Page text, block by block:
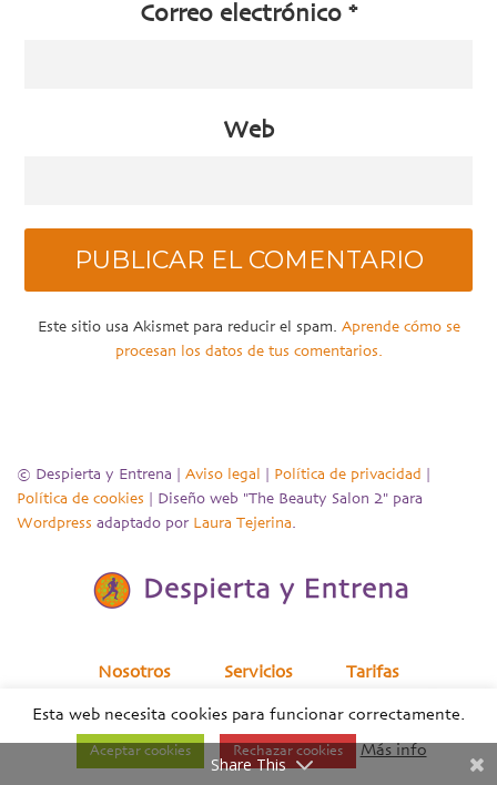
Correo electrónico *
Web
Este sitio usa Akismet para reducir el spam. Aprende cómo se
procesan los datos de tus comentarios.
© Despierta y Entrena | Aviso legal Política de privacidad
Política de cookies | Diseño web "The Beauty Salon 2" para
Wordpress adaptado por Laura Tejerina
Nosotros Servicios Tarifas
Empresas Blog Contacto
Esta web necesita cookies para funcionar correctamente.
Aceptar cookies Rechazar cookies Más info
Share This
¿Necesitas ayuda?